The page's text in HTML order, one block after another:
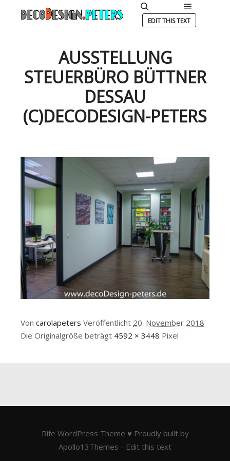
Suchen Hauptmenü
EDIT THIS TEXT
AUSSTELLUNG
STEUERBÜRO BÜTTNER
DESSAU
(C)DECODESIGN-PETERS
Von carolapeters Veröffentlicht 20. November 2018
Die Originalgröße beträgt 4592 × 3448 Pixel
Rife WordPress Theme ♥ Proudly built by
Apollo13Themes - Edit this text